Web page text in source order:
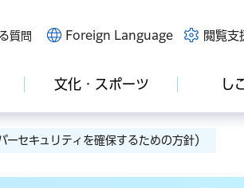
質問 Foreign Language 閲覧支
文化・スポーツ し
セキュリティを確保するための方針）